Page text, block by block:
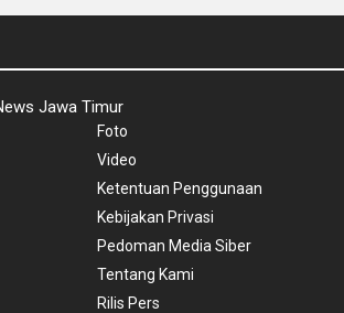
Jawa Timur
Foto
Video
Ketentuan Penggunaan
Kebijakan Privasi
Pedoman Media Siber
Tentang Kami
Rilis Pers